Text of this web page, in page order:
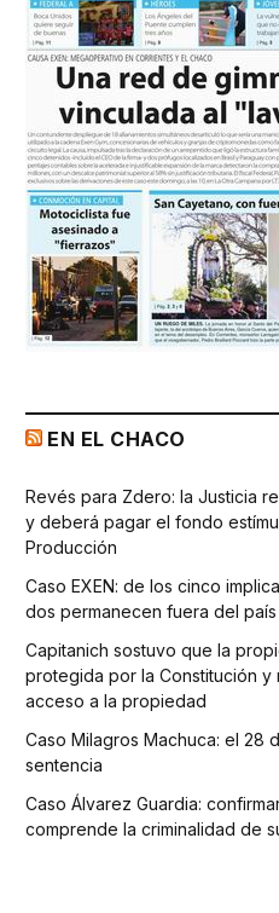
EN EL CHACO
Revés para Zdero: la Justicia
y deberá pagar el fondo
Producción
Caso EXEN: de los cinco
dos permanecen fuera del país
Capitanich sostuvo que la
protegida por la Constitución
acceso a la propiedad
Caso Milagros Machuca: el 28
sentencia
Caso Álvarez Guardia:
comprende la criminalidad de